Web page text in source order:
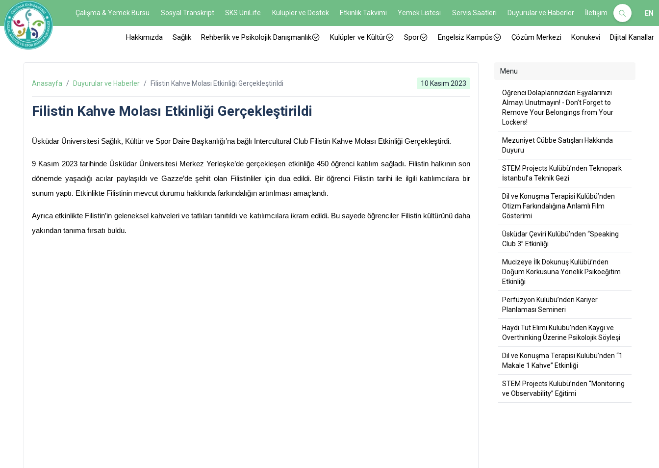
Çalışma & Yemek Bursu Sosyal Transkript SKS UniLife Kulüpler ve Destek Etkinlik Takvimi Yemek Listesi Servis Saatleri Duyurular ve Haberler İletişim EN
Hakkımızda Sağlık Rehberlik ve Psikolojik Danışmanlık Kulüpler ve Kültür Spor Engelsiz Kampüs Çözüm Merkezi Konukevi Dijital Kanallar
Anasayfa / Duyurular ve Haberler / Filistin Kahve Molası Etkinliği Gerçekleştirildi 10 Kasım 2023
Filistin Kahve Molası Etkinliği Gerçekleştirildi
Üsküdar Üniversitesi Sağlık, Kültür ve Spor Daire Başkanlığı’na bağlı Intercultural Club Filistin Kahve Molası Etkinliği Gerçekleştirdi.
9 Kasım 2023 tarihinde Üsküdar Üniversitesi Merkez Yerleşke’de gerçekleşen etkinliğe 450 öğrenci katılım sağladı. Filistin halkının son
dönemde yaşadığı acılar paylaşıldı ve Gazze’de şehit olan Filistinliler için dua edildi. Bir öğrenci Filistin tarihi ile ilgili katılımcılara bir
sunum yaptı. Etkinlikte Filistinin mevcut durumu hakkında farkındalığın artırılması amaçlandı.
Ayrıca etkinlikte Filistin’in geleneksel kahveleri ve tatlıları tanıtıldı ve katılımcılara ikram edildi. Bu sayede öğrenciler Filistin kültürünü daha
yakından tanıma fırsatı buldu.
Menu
Öğrenci Dolaplarınızdan Eşyalarınızı
Almayı Unutmayın! - Don’t Forget to
Remove Your Belongings from Your
Lockers!
Mezuniyet Cübbe Satışları Hakkında
Duyuru
STEM Projects Kulübü’nden Teknopark
İstanbul’a Teknik Gezi
Dil ve Konuşma Terapisi Kulübü’nden
Otizm Farkındalığına Anlamlı Film
Gösterimi
Üsküdar Çeviri Kulübü’nden “Speaking
Club 3” Etkinliği
Mucizeye İlk Dokunuş Kulübü’nden
Doğum Korkusuna Yönelik Psikoeğitim
Etkinliği
Perfüzyon Kulübü’nden Kariyer
Planlaması Semineri
Haydi Tut Elimi Kulübü’nden Kaygı ve
Overthinking Üzerine Psikolojik Söyleşi
Dil ve Konuşma Terapisi Kulübü’nden “1
Makale 1 Kahve” Etkinliği
STEM Projects Kulübü’nden “Monitoring
ve Observability” Eğitimi